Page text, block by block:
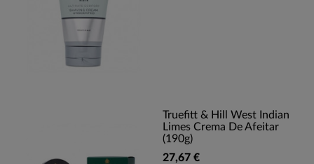
Truefitt & Hill West Indian
Limes Crema De Afeitar
(190g)
27,67 €